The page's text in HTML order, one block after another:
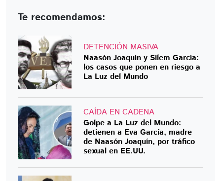
Te recomendamos:
DETENCIÓN MASIVA
Naasón Joaquín y Silem García:
los casos que ponen en riesgo a
La Luz del Mundo
CAÍDA EN CADENA
Golpe a La Luz del Mundo:
detienen a Eva García, madre
de Naasón Joaquín, por tráfico
sexual en EE.UU.